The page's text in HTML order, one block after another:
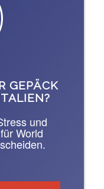
GEPÄCK
und
World